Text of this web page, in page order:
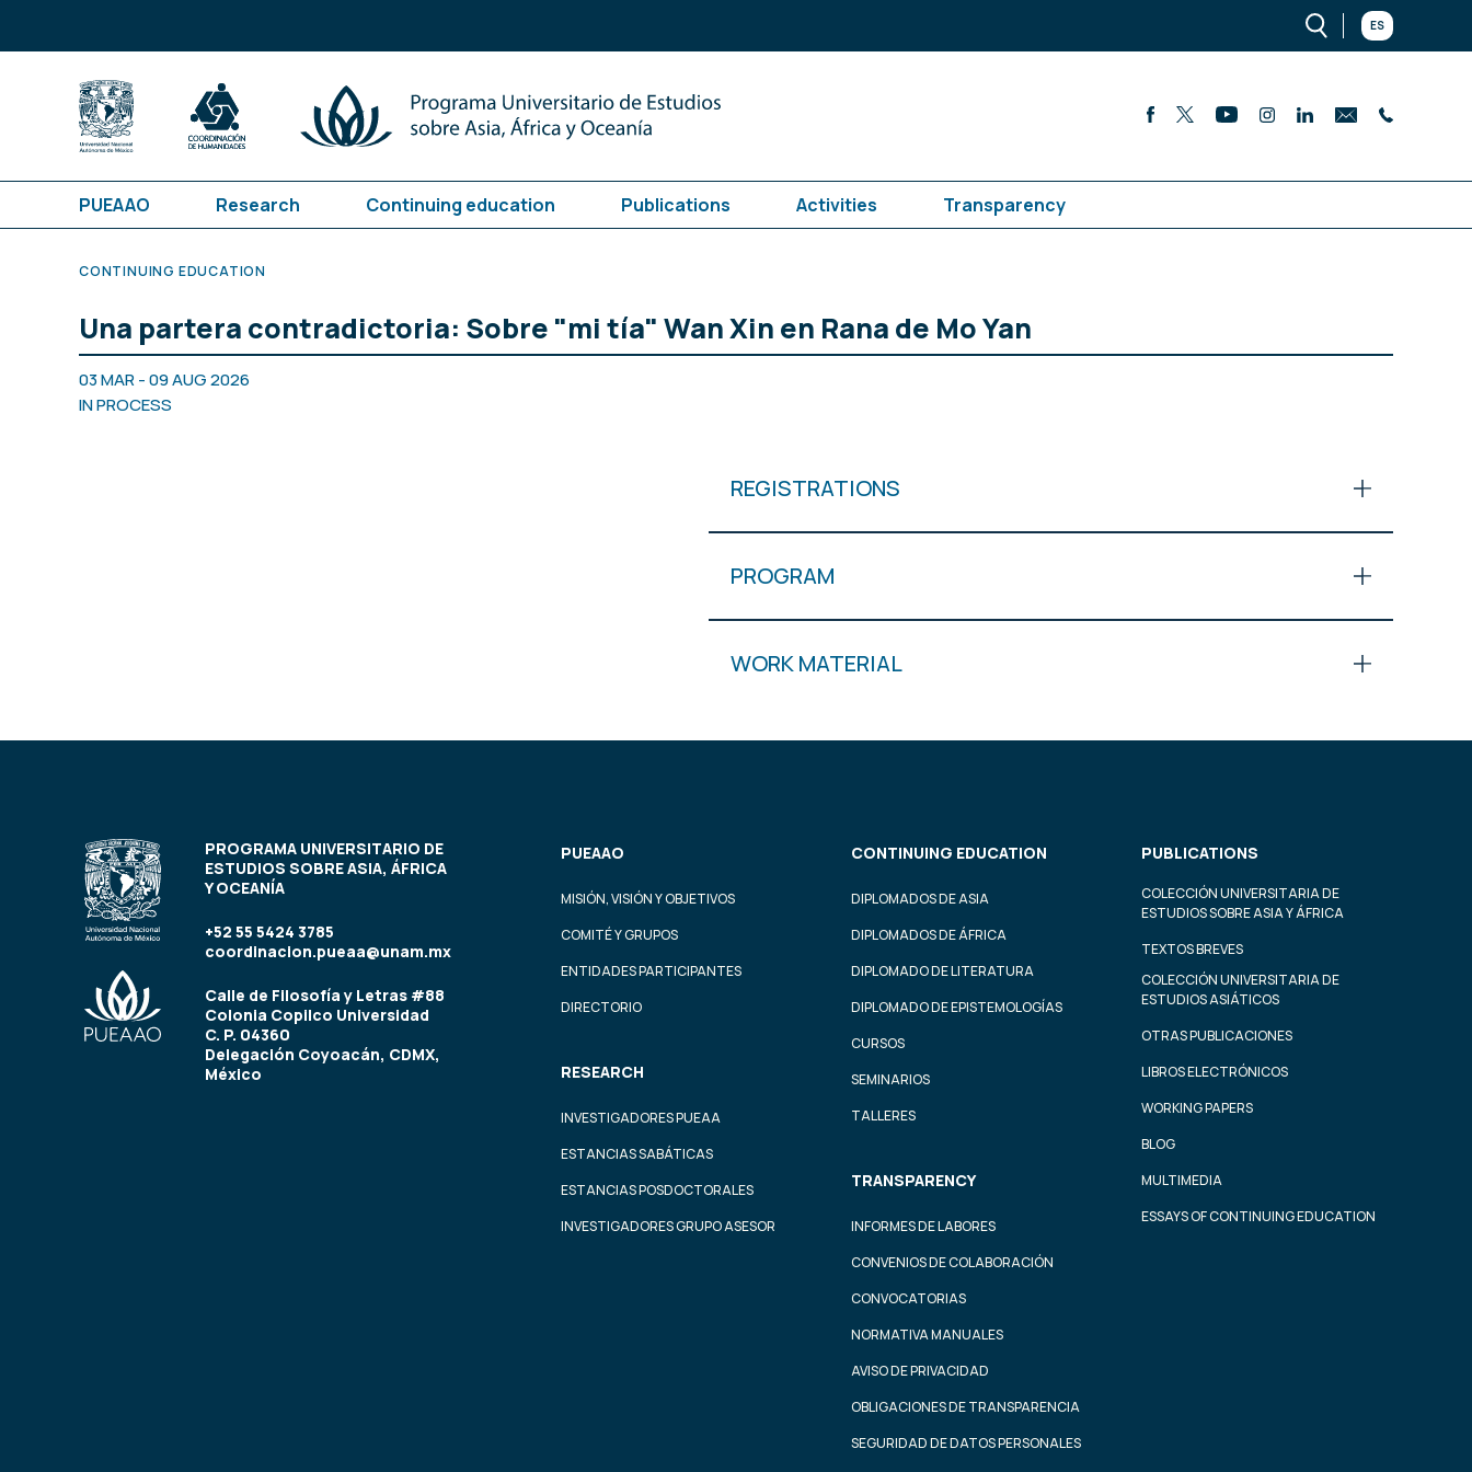
ES
PUEAAO Research Continuing education Publications Activities Transparency
CONTINUING EDUCATION
Una partera contradictoria: Sobre "mi tía" Wan Xin en Rana de Mo Yan
03 MAR - 09 AUG 2026
IN PROCESS
REGISTRATIONS
PROGRAM
WORK MATERIAL
PROGRAMA UNIVERSITARIO DE
ESTUDIOS SOBRE ASIA, ÁFRICA
Y OCEANÍA
+52 55 5424 3785
coordinacion.pueaa@unam.mx
Calle de Filosofía y Letras #88
Colonia Copilco Universidad
C. P. 04360
Delegación Coyoacán, CDMX,
México
PUEAAO
MISIÓN, VISIÓN Y OBJETIVOS
COMITÉ Y GRUPOS
ENTIDADES PARTICIPANTES
DIRECTORIO
RESEARCH
INVESTIGADORES PUEAA
ESTANCIAS SABÁTICAS
ESTANCIAS POSDOCTORALES
INVESTIGADORES GRUPO ASESOR
CONTINUING EDUCATION
DIPLOMADOS DE ASIA
DIPLOMADOS DE ÁFRICA
DIPLOMADO DE LITERATURA
DIPLOMADO DE EPISTEMOLOGÍAS
CURSOS
SEMINARIOS
TALLERES
TRANSPARENCY
INFORMES DE LABORES
CONVENIOS DE COLABORACIÓN
CONVOCATORIAS
NORMATIVA MANUALES
AVISO DE PRIVACIDAD
OBLIGACIONES DE TRANSPARENCIA
SEGURIDAD DE DATOS PERSONALES
PUBLICATIONS
COLECCIÓN UNIVERSITARIA DE
ESTUDIOS SOBRE ASIA Y ÁFRICA
TEXTOS BREVES
COLECCIÓN UNIVERSITARIA DE
ESTUDIOS ASIÁTICOS
OTRAS PUBLICACIONES
LIBROS ELECTRÓNICOS
WORKING PAPERS
BLOG
MULTIMEDIA
ESSAYS OF CONTINUING EDUCATION